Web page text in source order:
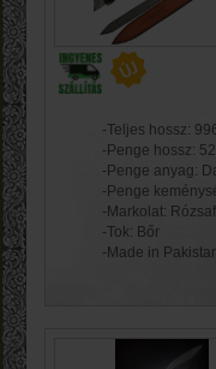
-Teljes hossz:
-Penge hossz:
-Penge anyag:
-Penge
-Markolat:
-Tok: Bőr
-Made in